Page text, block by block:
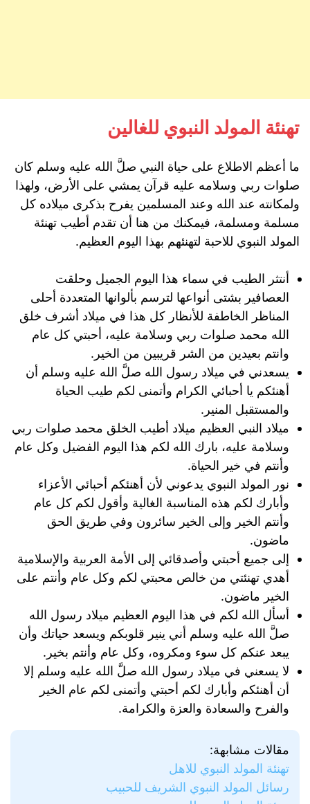
تهنئة المولد النبوي للغالين
ما أعظم الاطلاع على حياة النبي صلَّ الله عليه وسلم كان
صلوات ربي وسلامه عليه قرآن يمشي على الأرض، ولهذا
ولمكانته عند الله وعند المسلمين يفرح بذكرى ميلاده كل
مسلمة ومسلمة، فيمكنك من هنا أن تقدم أطيب تهنئة
المولد النبوي للاحبة لتهنئهم بهذا اليوم العظيم.
أنتثر الطيب في سماء هذا اليوم الجميل وحلقت
العصافير بشتى أنواعها لترسم بألوانها المتعددة أحلى
المناظر الخاطفة للأنظار كل هذا في ميلاد أشرف خلق
الله محمد صلوات ربي وسلامة عليه، أحبتي كل عام
وانتم بعيدين من الشر قريبين من الخير.
يسعدني في ميلاد رسول الله صلَّ الله عليه وسلم أن
أهنئكم يا أحبائي الكرام وأتمنى لكم طيب الحياة
والمستقبل المنير.
ميلاد النبي العظيم ميلاد أطيب الخلق محمد صلوات ربي
وسلامة عليه، بارك الله لكم هذا اليوم الفضيل وكل عام
وأنتم في خير الحياة.
نور المولد النبوي يدعوني لأن أهنئكم أحبائي الأعزاء
وأبارك لكم هذه المناسبة الغالية وأقول لكم كل عام
وأنتم الخير وإلى الخير سائرون وفي طريق الحق
ماضون.
إلى جميع أحبتي وأصدقائي إلى الأمة العربية والإسلامية
أهدي تهنئتي من خالص محبتي لكم وكل عام وأنتم على
الخير ماضون.
أسأل الله لكم في هذا اليوم العظيم ميلاد رسول الله
صلَّ الله عليه وسلم أني ينير قلوبكم ويسعد حياتك وأن
يبعد عنكم كل سوء ومكروه، وكل عام وأنتم بخير.
لا يسعني في ميلاد رسول الله صلَّ الله عليه وسلم إلا
أن أهنئكم وأبارك لكم أحبتي وأتمنى لكم عام الخير
والفرح والسعادة والعزة والكرامة.
مقالات مشابهة:
تهنئة المولد النبوي للاهل
رسائل المولد النبوي الشريف للحبيب